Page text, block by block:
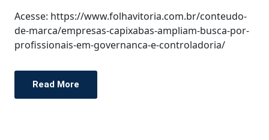
Acesse: https://www.folhavitoria.com.br/conteudo-
de-marca/empresas-capixabas-ampliam-busca-por-
profissionais-em-governanca-e-controladoria/
Read More